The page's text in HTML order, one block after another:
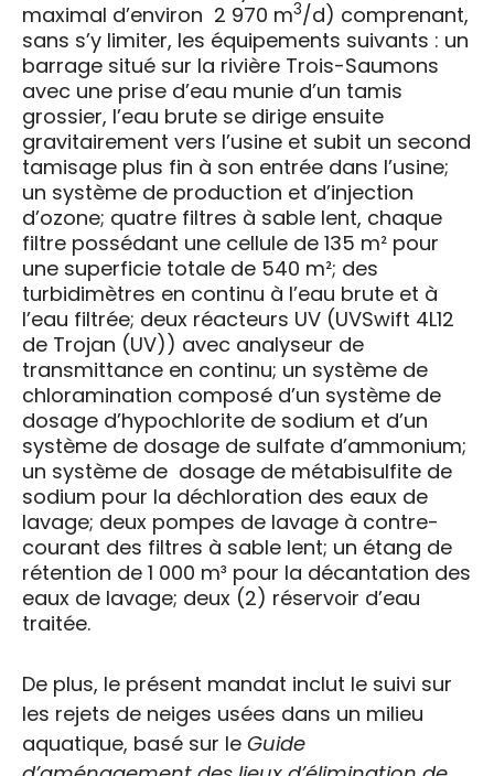
maximal d’environ 2 970 m3/d) comprenant,
sans s’y limiter, les équipements suivants : un
barrage situé sur la rivière Trois-Saumons
avec une prise d’eau munie d’un tamis
grossier, l’eau brute se dirige ensuite
gravitairement vers l’usine et subit un second
tamisage plus fin à son entrée dans l’usine;
un système de production et d’injection
d’ozone; quatre filtres à sable lent, chaque
filtre possédant une cellule de 135 m² pour
une superficie totale de 540 m²; des
turbidimètres en continu à l’eau brute et à
l’eau filtrée; deux réacteurs UV (UVSwift 4L12
de Trojan (UV)) avec analyseur de
transmittance en continu; un système de
chloramination composé d’un système de
dosage d’hypochlorite de sodium et d’un
système de dosage de sulfate d’ammonium;
un système de dosage de métabisulfite de
sodium pour la déchloration des eaux de
lavage; deux pompes de lavage à contre-
courant des filtres à sable lent; un étang de
rétention de 1 000 m³ pour la décantation des
eaux de lavage; deux (2) réservoir d’eau
traitée.
De plus, le présent mandat inclut le suivi sur
les rejets de neiges usées dans un milieu
aquatique, basé sur le Guide